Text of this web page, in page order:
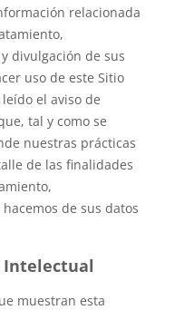
relacionada
divulgación de sus
uso de este Sitio
el aviso de
tal y como se
nuestras prácticas
de las finalidades
de sus datos
Intelectual
muestran esta